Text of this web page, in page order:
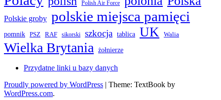
Polish Air Force
Polskie groby polskie miejsca pamięci
pomnik PSZ RAF sikorski szkocja tablica UK Walia
Wielka Brytania żołnierze
Przydatne linki u bazy danych
Proudly powered by WordPress | Theme: TextBook by
WordPress.com.